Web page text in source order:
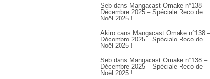
Seb dans Mangacast Omake n°138 –
Décembre 2025 – Spéciale Reco de
Noël 2025 !
Akiro dans Mangacast Omake n°138 –
Décembre 2025 – Spéciale Reco de
Noël 2025 !
Seb dans Mangacast Omake n°138 –
Décembre 2025 – Spéciale Reco de
Noël 2025 !